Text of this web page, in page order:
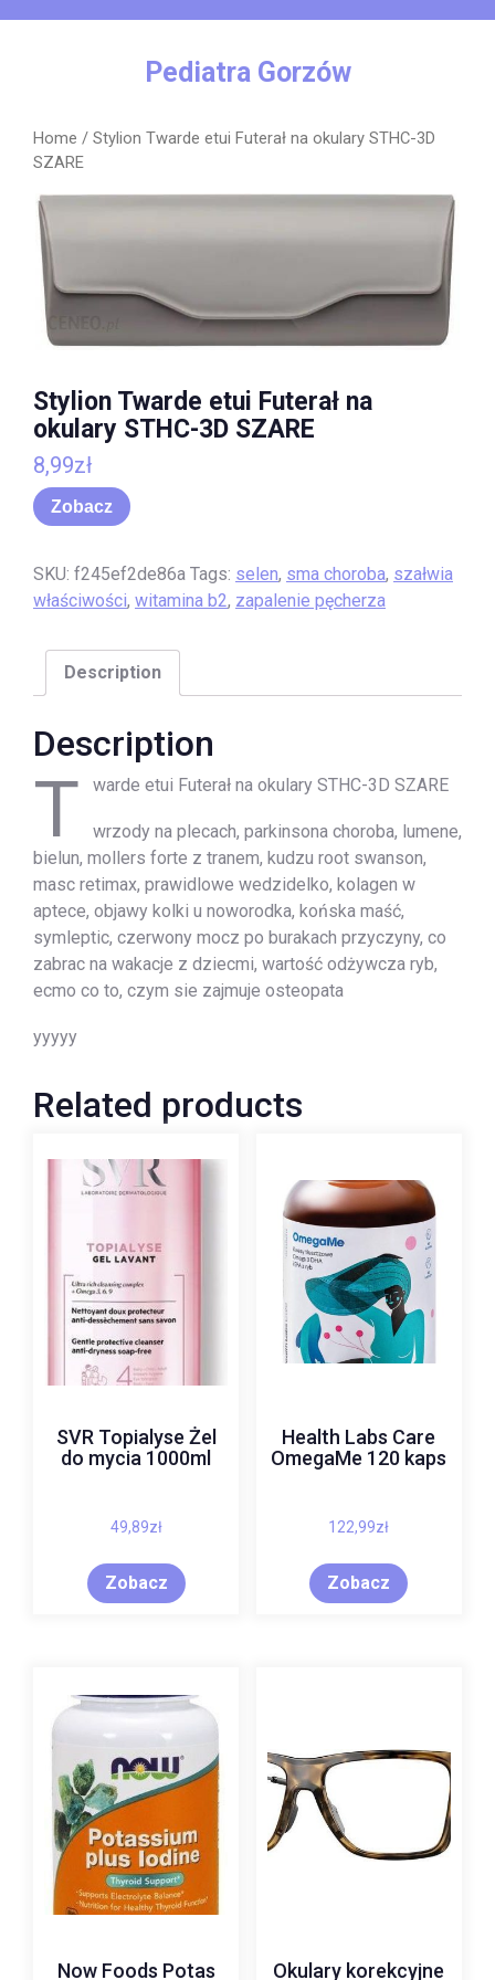
Pediatra Gorzów
Home / Stylion Twarde etui Futerał na okulary STHC-3D
SZARE
Stylion Twarde etui Futerał na
okulary STHC-3D SZARE
8,99zł
Zobacz
SKU: f245ef2de86a Tags: selen, sma choroba, szałwia
właściwości, witamina b2, zapalenie pęcherza
Description
Description
T warde etui Futerał na okulary STHC-3D SZARE
wrzody na plecach, parkinsona choroba, lumene,
bielun, mollers forte z tranem, kudzu root swanson,
masc retimax, prawidlowe wedzidelko, kolagen w
aptece, objawy kolki u noworodka, końska maść,
symleptic, czerwony mocz po burakach przyczyny, co
zabrac na wakacje z dziecmi, wartość odżywcza ryb,
ecmo co to, czym sie zajmuje osteopata
yyyyy
Related products
SVR Topialyse Żel
do mycia 1000ml
49,89zł
Zobacz
Health Labs Care
OmegaMe 120 kaps
122,99zł
Zobacz
Now Foods Potas
Okulary korekcyjne